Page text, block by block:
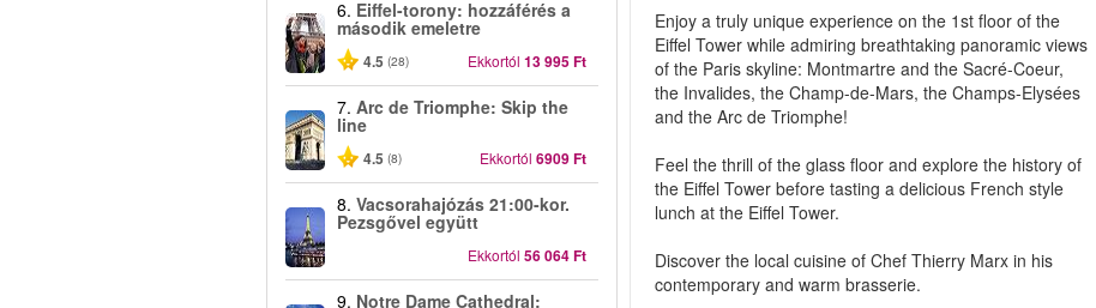
6. Eiffel-torony: hozzáférés a
második emeletre
4.5 (28) Ekkortól 13 995 Ft
7. Arc de Triomphe: Skip the
line
4.5 (8) Ekkortól 6909 Ft
8. Vacsorahajózás 21:00-kor.
Pezsgővel együtt
Ekkortól 56 064 Ft
9. Notre Dame Cathedral:
Enjoy a truly unique experience on the 1st floor of the
Eiffel Tower while admiring breathtaking panoramic views
of the Paris skyline: Montmartre and the Sacré-Coeur,
the Invalides, the Champ-de-Mars, the Champs-Elysées
and the Arc de Triomphe!
Feel the thrill of the glass floor and explore the history of
the Eiffel Tower before tasting a delicious French style
lunch at the Eiffel Tower.
Discover the local cuisine of Chef Thierry Marx in his
contemporary and warm brasserie.